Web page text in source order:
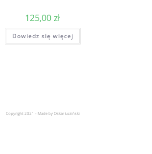
125,00 zł
Dowiedz się więcej
Copyright 2021 - Made by Oskar Łoziński